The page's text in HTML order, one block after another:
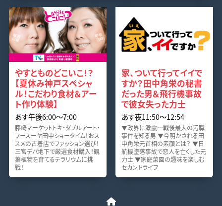
やすとものどこいこ！？
【夏休み神戸スペシャ
ル！こだわり食材＆アー
ト作り体験】
あす午後6:00〜7:00
藤崎マーケットトキ・ダブルアート・
フースーヤ田中ショータイム！おス
スメの古着店でファッション選び！
三宮デパ地下で厳選食材購入！観
葉植物を育てるテラリウムに挑
戦！
家、ついて行ってイイで
すか？田中角栄の秘書
だった男＆飛行機事故
で彼女失った力士
あす夜11:50〜12:54
▼政界に激震…戦後最大の汚職
事件を知る男 ▼今明かされる田
中角栄元首相の素顔とは？ ▼日
航機墜落事故で恋人を亡くした元
力士 ▼家庭菜園の趣味を楽しむ
セカンドライフ